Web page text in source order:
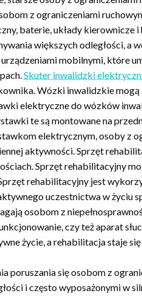
z ograniczeniami
baterie, układy kierownicze
większych odległości, a
mobilnymi, które
Skuter inwalidzki
Wózki inwalidzkie
elektryczne do wózków
te są montowane na
elektrycznym, osoby z
aktywności. Sprzęt
Sprzęt rehabilitacyjny
rehabilitacyjny jest
uczestnictwa w
osobom z
czy też aparat
życie, a rehabilitacja staje
poruszania się osobom z
i często wyposażonymi w